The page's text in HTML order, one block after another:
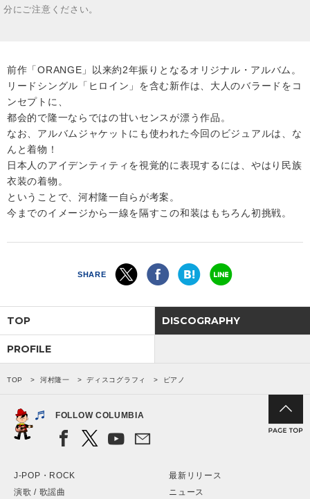
分にご注意ください。
前作「ORANGE」以来約2年振りとなるオリジナル・アルバム。
リードシングル「ヒロイン」を含む新作は、大人のバラードをコ
ンセプトに、
都会的で隆一ならではの甘いセンスが漂う作品。
なお、アルバムジャケットにも使われた今回のビジュアルは、な
んと着物！
日本人のアイデンティティを視覚的に表現するには、やはり民族
衣装の着物。
ということで、河村隆一自らが考案。
今までのイメージから一線を隔すこの和装はもちろん初挑戦。
SHARE
TOP DISCOGRAPHY
PROFILE
TOP 河村隆一 ディスコグラフィ ピアノ
FOLLOW COLUMBIA
J-POP・ROCK
演歌 / 歌謡曲
最新リリース
ニュース